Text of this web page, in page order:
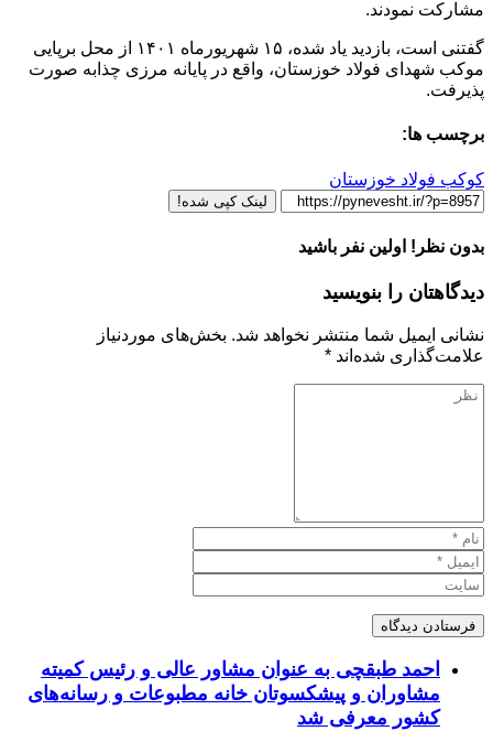
مشارکت نمودند.
گفتنی است، بازدید یاد شده، ۱۵ شهریورماه ۱۴۰۱ از محل برپایی
موکب شهدای فولاد خوزستان، واقع در پایانه مرزی چذابه صورت
پذیرفت.
برچسب ها:
کوکب فولاد خوزستان
لینک کپی شده!
بدون نظر! اولین نفر باشید
دیدگاهتان را بنویسید
نشانی ایمیل شما منتشر نخواهد شد. بخش‌های موردنیاز
علامت‌گذاری شده‌اند *
احمد طبقچی به عنوان مشاور عالی و رئیس کمیته
مشاوران و پیشکسوتان خانه مطبوعات و رسانه‌های
کشور معرفی شد